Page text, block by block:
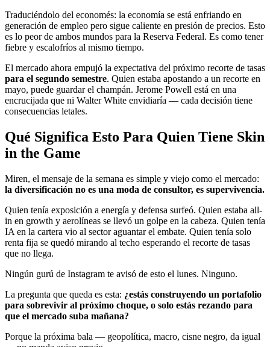
Traduciéndolo del economés: la economía se está enfriando en
generación de empleo pero sigue caliente en presión de precios. Esto
es lo peor de ambos mundos para la Reserva Federal. Es como tener
fiebre y escalofríos al mismo tiempo.
El mercado ahora empujó la expectativa del próximo recorte de tasas
para el segundo semestre. Quien estaba apostando a un recorte en
mayo, puede guardar el champán. Jerome Powell está en una
encrucijada que ni Walter White envidiaría — cada decisión tiene
consecuencias letales.
Qué Significa Esto Para Quien Tiene Skin
in the Game
Miren, el mensaje de la semana es simple y viejo como el mercado:
la diversificación no es una moda de consultor, es supervivencia.
Quien tenía exposición a energía y defensa surfeó. Quien estaba all-
in en growth y aerolíneas se llevó un golpe en la cabeza. Quien tenía
IA en la cartera vio al sector aguantar el embate. Quien tenía solo
renta fija se quedó mirando al techo esperando el recorte de tasas
que no llega.
Ningún gurú de Instagram te avisó de esto el lunes. Ninguno.
La pregunta que queda es esta: ¿estás construyendo un portafolio
para sobrevivir al próximo choque, o solo estás rezando para
que el mercado suba mañana?
Porque la próxima bala — geopolítica, macro, cisne negro, da igual